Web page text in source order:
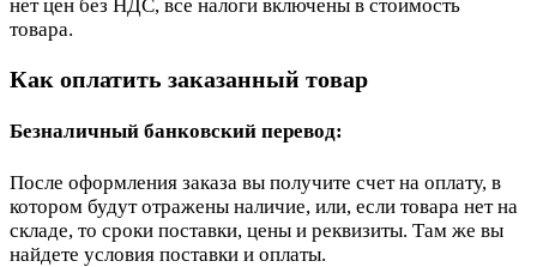
нет цен без НДС, все налоги включены в стоимость
товара.
Как оплатить заказанный товар
Безналичный банковский перевод:
После оформления заказа вы получите счет на оплату, в
котором будут отражены наличие, или, если товара нет на
складе, то сроки поставки, цены и реквизиты. Там же вы
найдете условия поставки и оплаты.